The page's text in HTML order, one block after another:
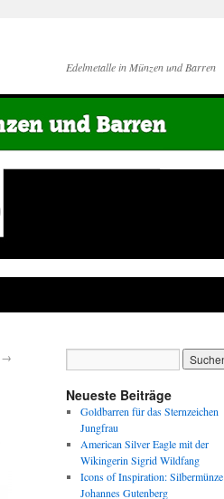
Edelmetalle in Münzen und Barren
→
Neueste Beiträge
Goldbarren für das Sternzeichen
Jungfrau
American Silver Eagle mit der
Wikingerin Sigrid Wildfang
Icons of Inspiration: Silbermünze
Johannes Gutenberg